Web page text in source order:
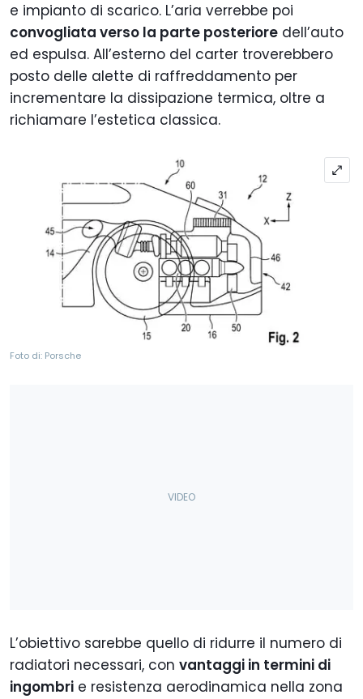
e impianto di scarico. L’aria verrebbe poi
convogliata verso la parte posteriore dell’auto
ed espulsa. All’esterno del carter troverebbero
posto delle alette di raffreddamento per
incrementare la dissipazione termica, oltre a
richiamare l’estetica classica.
Foto di: Porsche
L’obiettivo sarebbe quello di ridurre il numero di
radiatori necessari, con vantaggi in termini di
ingombri e resistenza aerodinamica nella zona